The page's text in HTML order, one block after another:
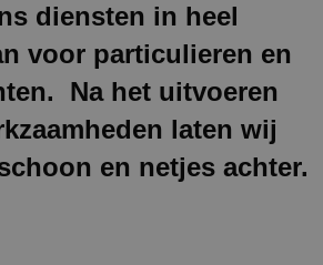
diensten in heel
voor particulieren en
Na het uitvoeren
laten wij
en netjes achter.